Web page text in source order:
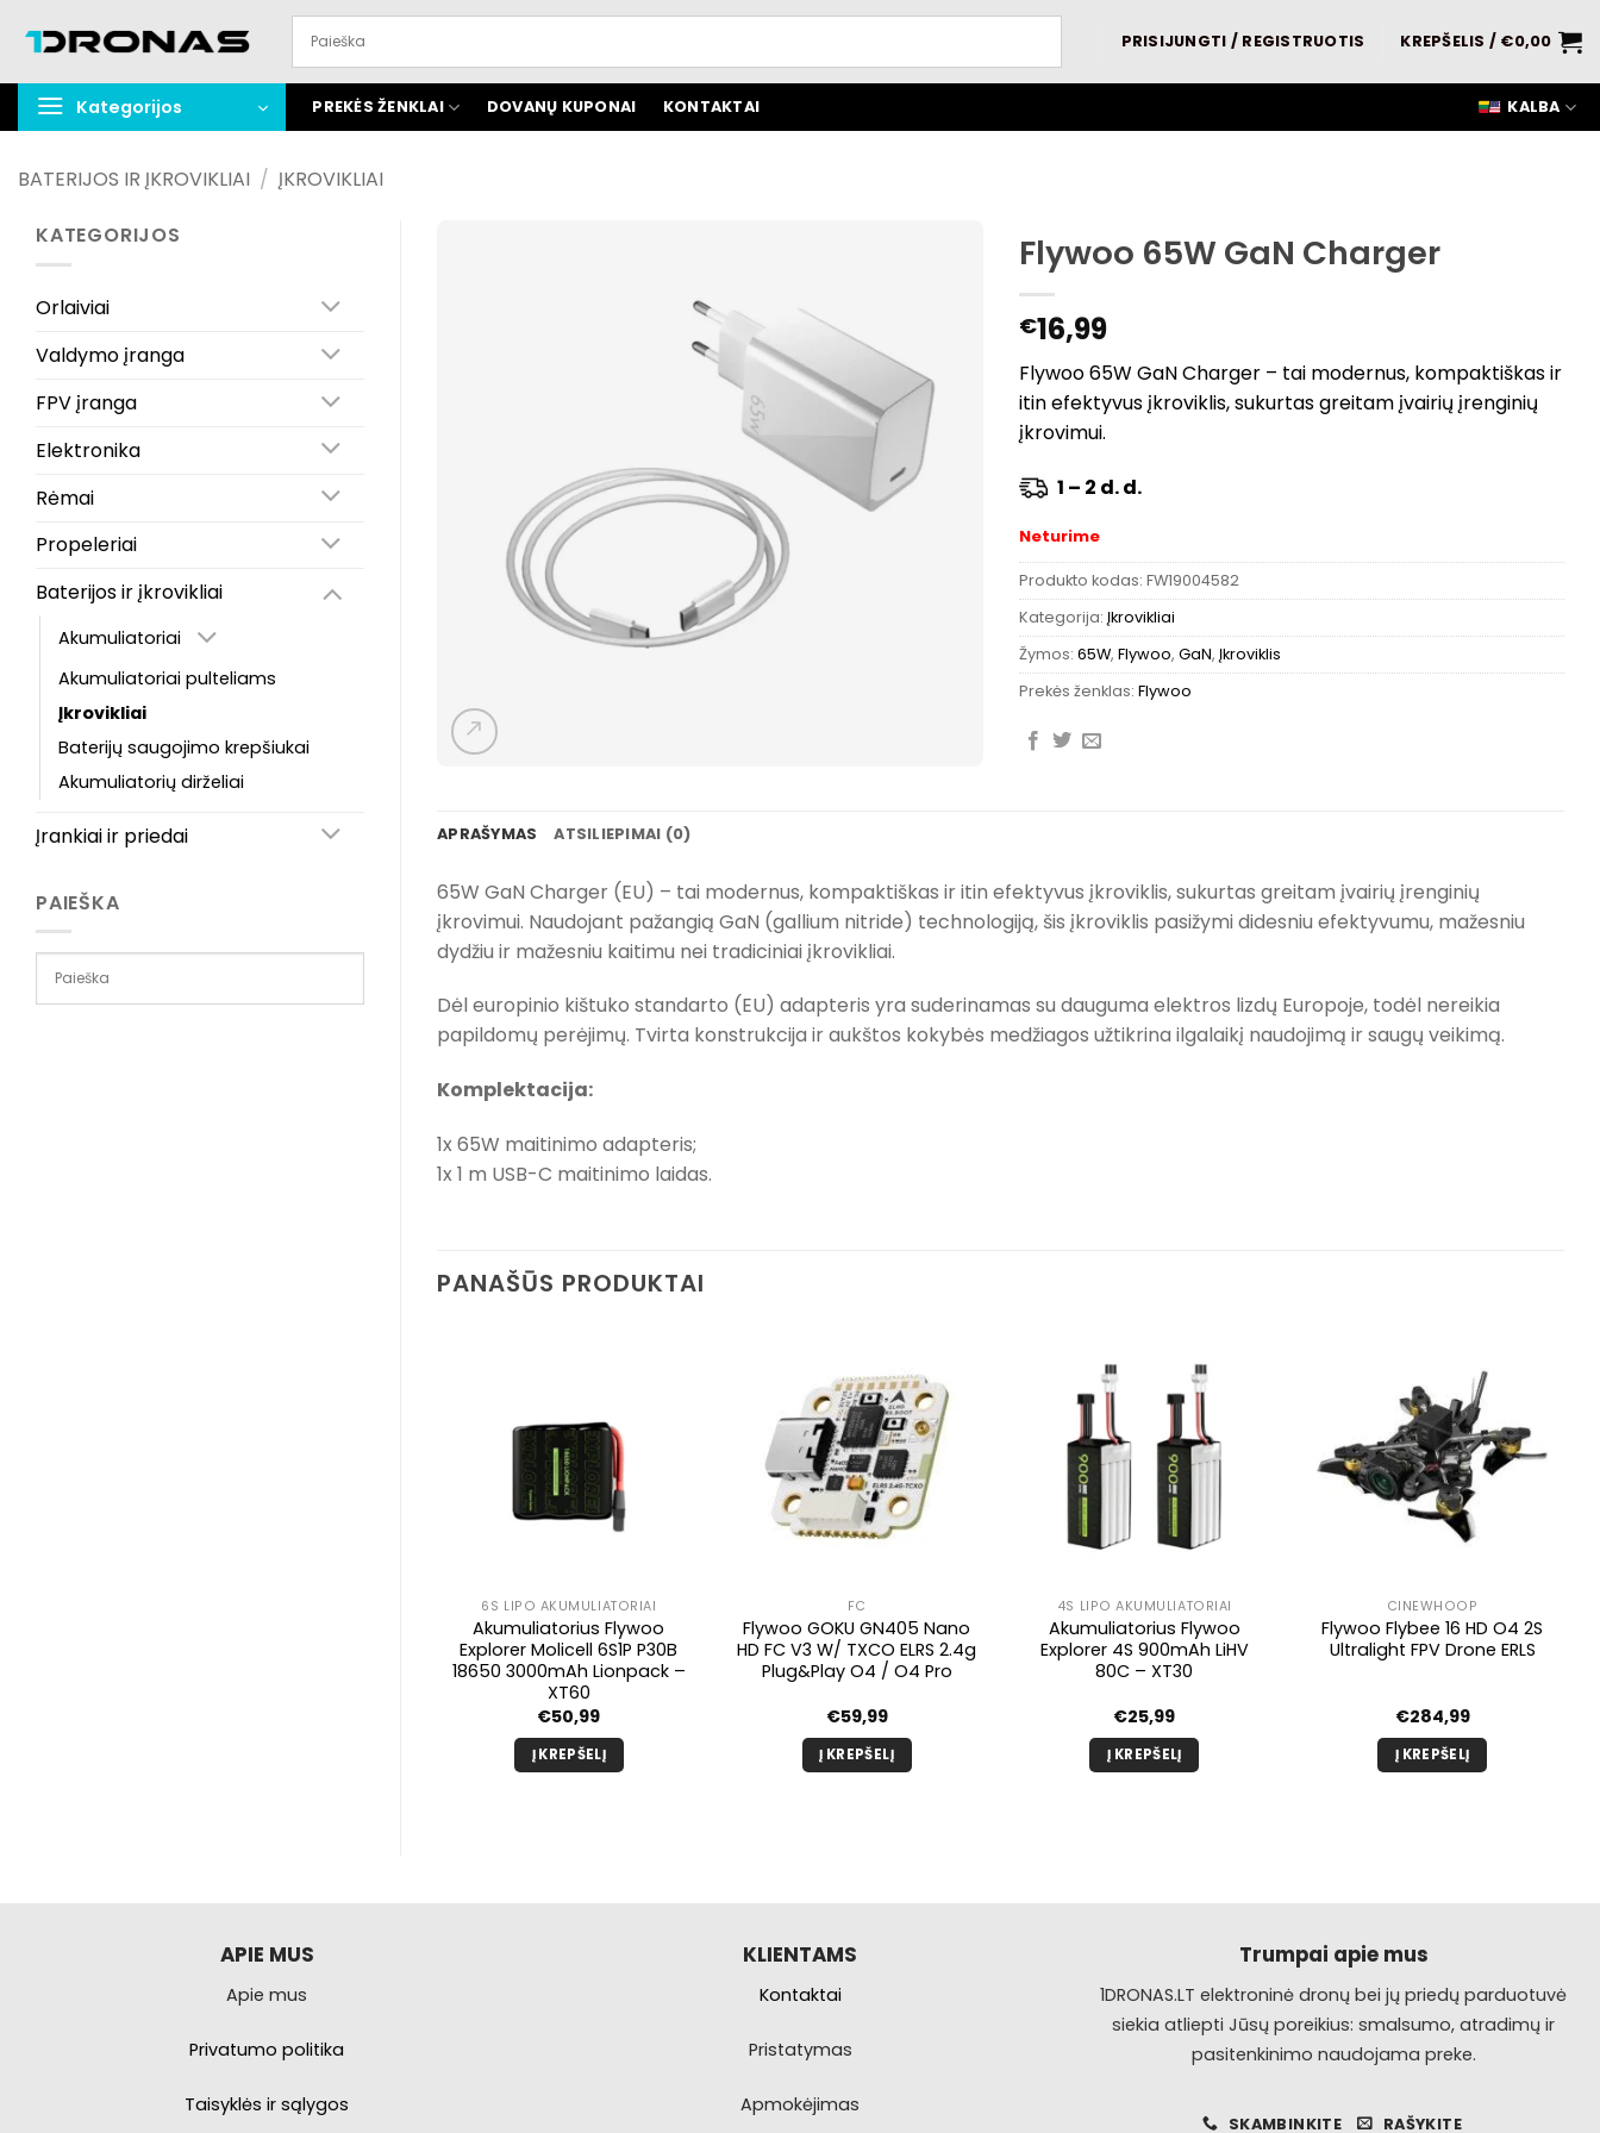
turinį
PRISIJUNGTI / REGISTRUOTIS KREPŠELIS / €0,00
Kategorijos PREKĖS ŽENKLAI DOVANŲ KUPONAI KONTAKTAI KALBA
BATERIJOS IR ĮKROVIKLIAI / ĮKROVIKLIAI
KATEGORIJOS
Orlaiviai
Valdymo įranga
FPV įranga
Elektronika
Rėmai
Propeleriai
Baterijos ir įkrovikliai
Akumuliatoriai
Akumuliatoriai pulteliams
Įkrovikliai
Baterijų saugojimo krepšiukai
Akumuliatorių dirželiai
Įrankiai ir priedai
PAIEŠKA
Flywoo 65W GaN Charger
€16,99
Flywoo 65W GaN Charger – tai modernus, kompaktiškas ir
itin efektyvus įkroviklis, sukurtas greitam įvairių įrenginių
įkrovimui.
1 – 2 d. d.
Neturime
Produkto kodas: FW19004582
Kategorija: Įkrovikliai
Žymos: 65W, Flywoo, GaN, Įkroviklis
Prekės ženklas: Flywoo
APRAŠYMAS ATSILIEPIMAI (0)
65W GaN Charger (EU) – tai modernus, kompaktiškas ir itin efektyvus įkroviklis, sukurtas greitam įvairių įrenginių
įkrovimui. Naudojant pažangią GaN (gallium nitride) technologiją, šis įkroviklis pasižymi didesniu efektyvumu, mažesniu
dydžiu ir mažesniu kaitimu nei tradiciniai įkrovikliai.
Dėl europinio kištuko standarto (EU) adapteris yra suderinamas su dauguma elektros lizdų Europoje, todėl nereikia
papildomų perėjimų. Tvirta konstrukcija ir aukštos kokybės medžiagos užtikrina ilgalaikį naudojimą ir saugų veikimą.
Komplektacija:
1x 65W maitinimo adapteris;
1x 1 m USB-C maitinimo laidas.
PANAŠŪS PRODUKTAI
6S LIPO AKUMULIATORIAI
Akumuliatorius Flywoo
Explorer Molicell 6S1P P30B
18650 3000mAh Lionpack –
XT60
€50,99
Į KREPŠELĮ
FC
Flywoo GOKU GN405 Nano
HD FC V3 W/ TXCO ELRS 2.4g
Plug&Play O4 / O4 Pro
€59,99
Į KREPŠELĮ
4S LIPO AKUMULIATORIAI
Akumuliatorius Flywoo
Explorer 4S 900mAh LiHV
80C – XT30
€25,99
Į KREPŠELĮ
CINEWHOOP
Flywoo Flybee 16 HD O4 2S
Ultralight FPV Drone ERLS
€284,99
Į KREPŠELĮ
APIE MUS
Apie mus
Privatumo politika
Taisyklės ir sąlygos
KLIENTAMS
Kontaktai
Pristatymas
Apmokėjimas
Trumpai apie mus
1DRONAS.LT elektroninė dronų bei jų priedų parduotuvė
siekia atliepti Jūsų poreikius: smalsumo, atradimų ir
pasitenkinimo naudojama preke.
SKAMBINKITE RAŠYKITE